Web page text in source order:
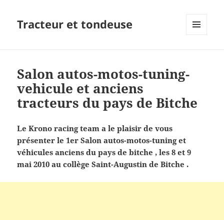
Tracteur et tondeuse
Salon autos-motos-tuning-
vehicule et anciens
tracteurs du pays de Bitche
Le Krono racing team a le plaisir de vous
présenter le 1er Salon autos-motos-tuning et
véhicules anciens du pays de bitche , les 8 et 9
mai 2010 au collège Saint-Augustin de Bitche .